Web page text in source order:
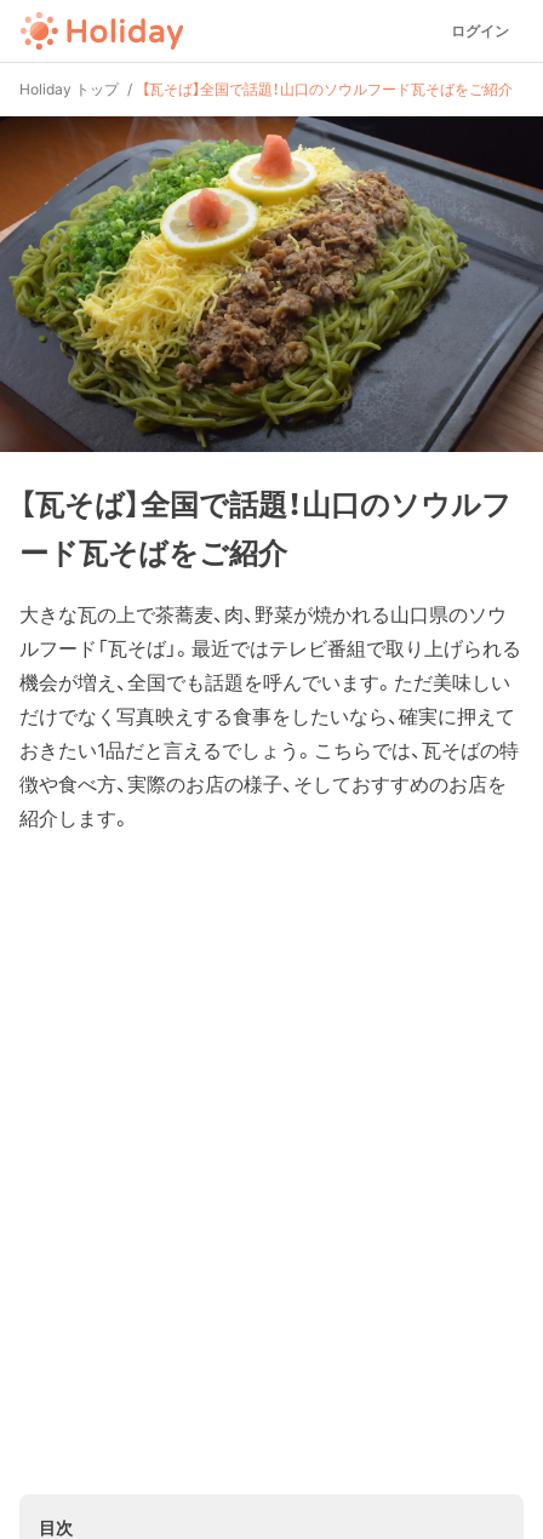
ログイン
Holiday トップ 【瓦そば】全国で話題！山口のソウルフード瓦そばをご紹介
【瓦そば】全国で話題！山口のソウルフ
ード瓦そばをご紹介
大きな瓦の上で茶蕎麦、肉、野菜が焼かれる山口県のソウ
ルフード「瓦そば」。最近ではテレビ番組で取り上げられる
機会が増え、全国でも話題を呼んでいます。ただ美味しい
だけでなく写真映えする食事をしたいなら、確実に押えて
おきたい1品だと言えるでしょう。こちらでは、瓦そばの特
徴や食べ方、実際のお店の様子、そしておすすめのお店を
紹介します。
目次